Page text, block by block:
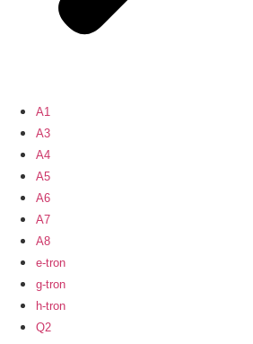
A1
A3
A4
A5
A6
A7
A8
e-tron
g-tron
h-tron
Q2